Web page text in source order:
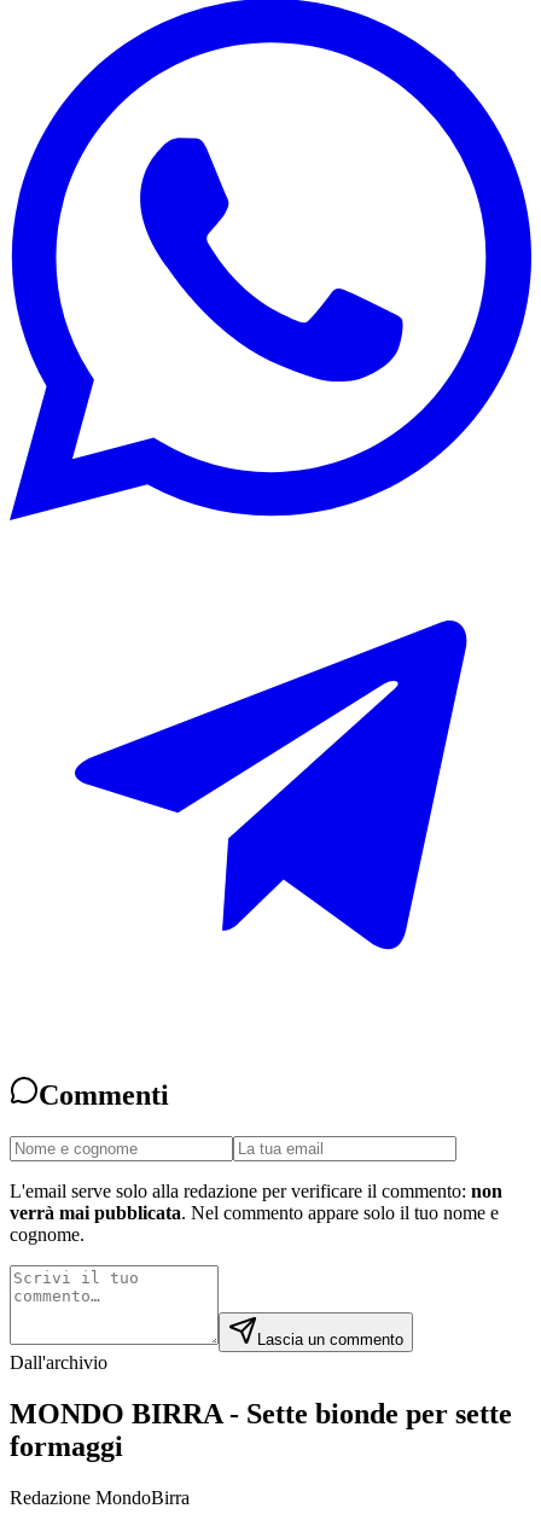
Commenti
L'email serve solo alla redazione per verificare il commento: non
verrà mai pubblicata. Nel commento appare solo il tuo nome e
cognome.
Lascia un commento
Dall'archivio
MONDO BIRRA - Sette bionde per sette
formaggi
Redazione MondoBirra